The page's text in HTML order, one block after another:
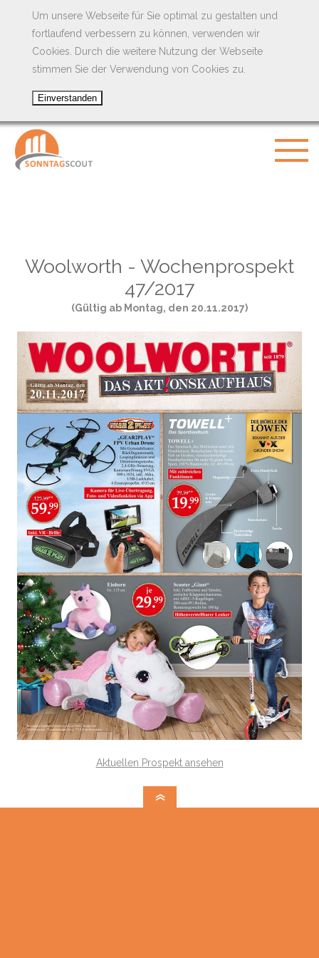
Um unsere Webseite für Sie optimal zu gestalten und
fortlaufend verbessern zu können, verwenden wir
Cookies. Durch die weitere Nutzung der Webseite
stimmen Sie der Verwendung von Cookies zu.
Woolworth - Wochenprospekt
47/2017
(Gültig ab Montag, den 20.11.2017)
Aktuellen Prospekt ansehen